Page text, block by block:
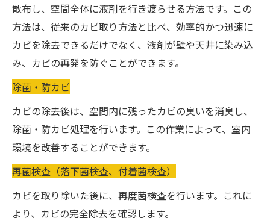
散布し、空間全体に液剤を行き渡らせる方法です。この
方法は、従来のカビ取り方法と比べ、効率的かつ迅速に
カビを除去できるだけでなく、液剤が壁や天井に染み込
み、カビの再発を防ぐことができます。
除菌・防カビ
カビの除去後は、空間内に残ったカビの臭いを消臭し、
除菌・防カビ処理を行います。この作業によって、室内
環境を改善することができます。
再菌検査（落下菌検査、付着菌検査）
カビを取り除いた後に、再度菌検査を行います。これに
より、カビの完全除去を確認します。